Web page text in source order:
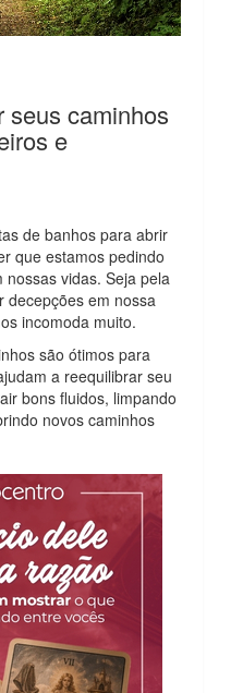
seus caminhos
e
de banhos para abrir
que estamos pedindo
vidas. Seja pela
decepções em nossa
incomoda muito.
são ótimos para
a reequilibrar seu
bons fluidos, limpando
novos caminhos